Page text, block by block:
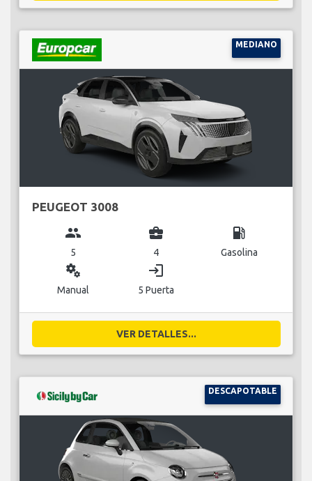
MEDIANO
PEUGEOT 3008
group
5
business_center
4
local_gas_station
Gasolina
miscellaneous_services
Manual
login
5 Puerta
VER DETALLES...
DESCAPOTABLE